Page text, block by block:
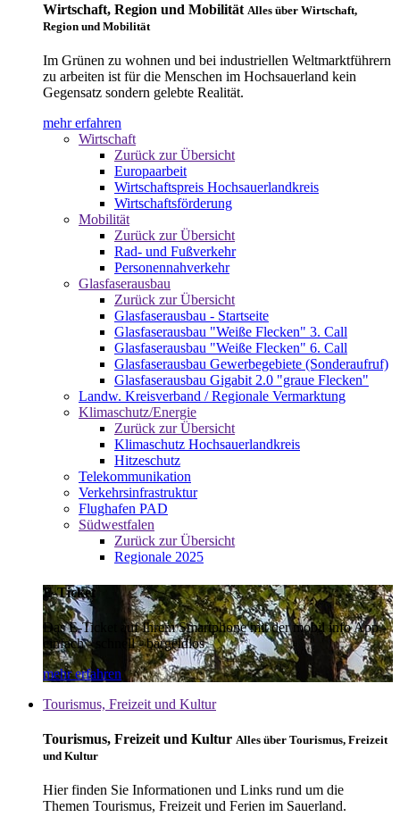
Wirtschaft, Region und Mobilität Alles über Wirtschaft,
Region und Mobilität
Im Grünen zu wohnen und bei industriellen Weltmarktführern
zu arbeiten ist für die Menschen im Hochsauerland kein
Gegensatz sondern gelebte Realität.
mehr erfahren
Wirtschaft
Zurück zur Übersicht
Europaarbeit
Wirtschaftspreis Hochsauerlandkreis
Wirtschaftsförderung
Mobilität
Zurück zur Übersicht
Rad- und Fußverkehr
Personennahverkehr
Glasfaserausbau
Zurück zur Übersicht
Glasfaserausbau - Startseite
Glasfaserausbau "Weiße Flecken" 3. Call
Glasfaserausbau "Weiße Flecken" 6. Call
Glasfaserausbau Gewerbegebiete (Sonderaufruf)
Glasfaserausbau Gigabit 2.0 "graue Flecken"
Landw. Kreisverband / Regionale Vermarktung
Klimaschutz/Energie
Zurück zur Übersicht
Klimaschutz Hochsauerlandkreis
Hitzeschutz
Telekommunikation
Verkehrsinfrastruktur
Flughafen PAD
Südwestfalen
Zurück zur Übersicht
Regionale 2025
E-Ticket
Das E-Ticket auf Ihrem Smartphone mit der mobil info App -
einfach - schnell - bargeldlos
mehr erfahren
Tourismus, Freizeit und Kultur
Tourismus, Freizeit und Kultur Alles über Tourismus, Freizeit
und Kultur
Hier finden Sie Informationen und Links rund um die
Themen Tourismus, Freizeit und Ferien im Sauerland.